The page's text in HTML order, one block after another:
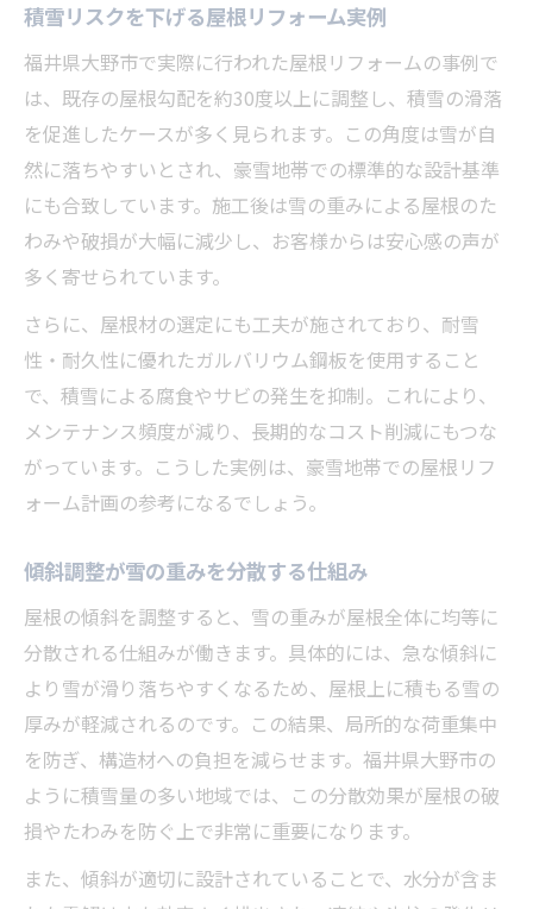
積雪リスクを下げる屋根リフォーム実例
福井県大野市で実際に行われた屋根リフォームの事例で
は、既存の屋根勾配を約30度以上に調整し、積雪の滑落
を促進したケースが多く見られます。この角度は雪が自
然に落ちやすいとされ、豪雪地帯での標準的な設計基準
にも合致しています。施工後は雪の重みによる屋根のた
わみや破損が大幅に減少し、お客様からは安心感の声が
多く寄せられています。
さらに、屋根材の選定にも工夫が施されており、耐雪
性・耐久性に優れたガルバリウム鋼板を使用すること
で、積雪による腐食やサビの発生を抑制。これにより、
メンテナンス頻度が減り、長期的なコスト削減にもつな
がっています。こうした実例は、豪雪地帯での屋根リフ
ォーム計画の参考になるでしょう。
傾斜調整が雪の重みを分散する仕組み
屋根の傾斜を調整すると、雪の重みが屋根全体に均等に
分散される仕組みが働きます。具体的には、急な傾斜に
より雪が滑り落ちやすくなるため、屋根上に積もる雪の
厚みが軽減されるのです。この結果、局所的な荷重集中
を防ぎ、構造材への負担を減らせます。福井県大野市の
ように積雪量の多い地域では、この分散効果が屋根の破
損やたわみを防ぐ上で非常に重要になります。
また、傾斜が適切に設計されていることで、水分が含ま